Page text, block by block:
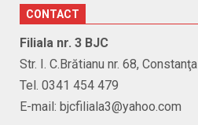
CONTACT
Filiala nr. 3 BJC
Str. I. C.Brătianu nr. 68, Constanţa
Tel. 0341 454 479
E-mail: bjcfiliala3@yahoo.com